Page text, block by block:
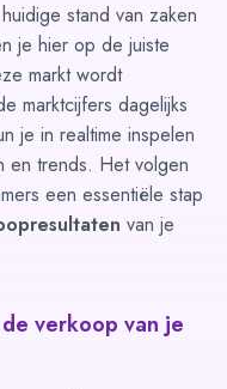
stand van zaken
je hier op de juiste
markt wordt
marktcijfers dagelijks
je in realtime inspelen
en trends. Het volgen
een essentiële stap
van je
verkoop van je